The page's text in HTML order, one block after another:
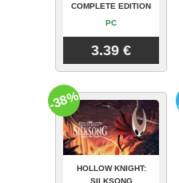
COMPLETE EDITION
PC
3.39 €
HOLLOW KNIGHT:
SILKSONG
-38%